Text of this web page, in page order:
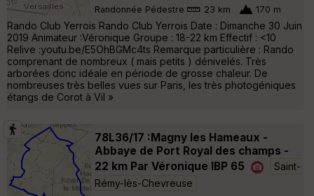
Randonnée Pédestre 23 km 170 m
Rando Club Yerrois Rando Club Yerrois Date : Dimanche 30 Juin
2019 Animateur :Véronique Groupe : 18-22 km Effectif : <10
Relive :youtu.be/E5OhBGMc4ts Remarque particulière : Rando
comprenant de nombreux ( mais petits ) dénivelés. Très
arborées donc idéale en période de grosse chaleur. De
nombreuses très belles vues sur Paris, les très photogéniques
étangs de Corot à Vil »
78L36/17 :Magny les Hameaux -
Abbaye de Port Royal des champs -
22 km Par Véronique IBP 65
Saint-
Rémy-lès-Chevreuse